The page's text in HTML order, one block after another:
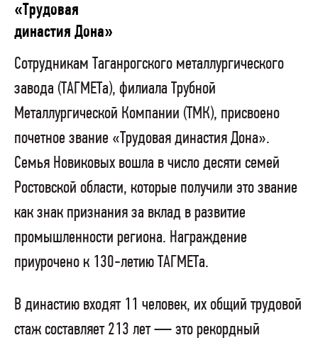
«Трудовая
династия Дона»
Сотрудникам Таганрогского металлургического
завода (ТАГМЕТа), филиала Трубной
Металлургической Компании (ТМК), присвоено
почетное звание «Трудовая династия Дона».
Семья Новиковых вошла в число десяти семей
Ростовской области, которые получили это звание
как знак признания за вклад в развитие
промышленности региона. Награждение
приурочено к 130-летию ТАГМЕТа.
В династию входят 11 человек, их общий трудовой
стаж составляет 213 лет — это рекордный